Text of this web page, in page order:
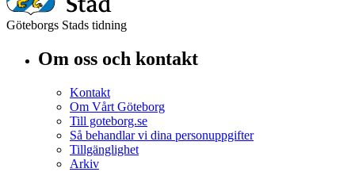
Göteborgs Stads tidning
Om oss och kontakt
Kontakt
Om Vårt Göteborg
Till goteborg.se
Så behandlar vi dina personuppgifter
Tillgänglighet
Arkiv